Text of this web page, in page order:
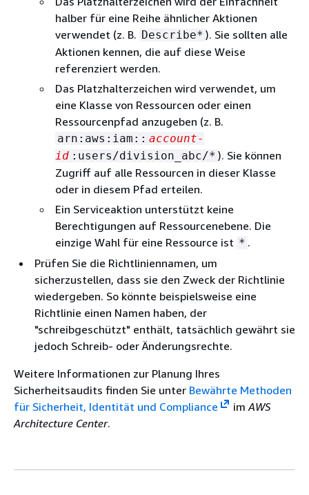
halber für eine Reihe ähnlicher Aktionen
verwendet (z. B. Describe* ). Sie sollten alle
Aktionen kennen, die auf diese Weise
referenziert werden.
Das Platzhalterzeichen wird verwendet, um
eine Klasse von Ressourcen oder einen
Ressourcenpfad anzugeben (z. B.
arn:aws:iam:: account-
id :users/division_abc/* ). Sie können
Zugriff auf alle Ressourcen in dieser Klasse
oder in diesem Pfad erteilen.
Ein Serviceaktion unterstützt keine
Berechtigungen auf Ressourcenebene. Die
einzige Wahl für eine Ressource ist * .
Prüfen Sie die Richtliniennamen, um
sicherzustellen, dass sie den Zweck der Richtlinie
wiedergeben. So könnte beispielsweise eine
Richtlinie einen Namen haben, der
"schreibgeschützt" enthält, tatsächlich gewährt sie
jedoch Schreib- oder Änderungsrechte.
Weitere Informationen zur Planung Ihres
Sicherheitsaudits finden Sie unter Bewährte Methoden
für Sicherheit, Identität und Compliance
im AWS
Architecture Center.